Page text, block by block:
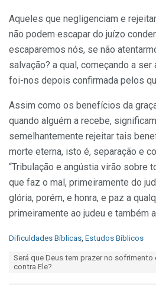
Aqueles que negligenciam e
não podem escapar do juízo
escaparemos nós, se não
salvação? a qual, começando a ser
foi-nos depois confirmada pelos
Assim como os benefícios da
quando alguém a recebe,
semelhantemente rejeitar tais
morte eterna, isto é, separação e
“Tribulação e angústia virão sobre
que faz o mal, primeiramente do
glória, porém, e honra, e paz a
primeiramente ao judeu e também
C
Dificuldades Bíblicas Estudos Bíblicos
Será que Deus tem prazer no sofrimento
contra Ele?